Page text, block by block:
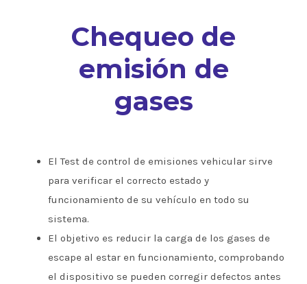
Chequeo de
emisión de
gases
El Test de control de emisiones vehicular sirve
para verificar el correcto estado y
funcionamiento de su vehículo en todo su
sistema.
El objetivo es reducir la carga de los gases de
escape al estar en funcionamiento, comprobando
el dispositivo se pueden corregir defectos antes